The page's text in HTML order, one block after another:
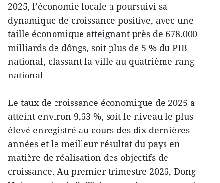
2025, l’économie locale a poursuivi sa
dynamique de croissance positive, avec une
taille économique atteignant près de 678.000
milliards de dôngs, soit plus de 5 % du PIB
national, classant la ville au quatrième rang
national.
Le taux de croissance économique de 2025 a
atteint environ 9,63 %, soit le niveau le plus
élevé enregistré au cours des dix dernières
années et le meilleur résultat du pays en
matière de réalisation des objectifs de
croissance. Au premier trimestre 2026, Dong